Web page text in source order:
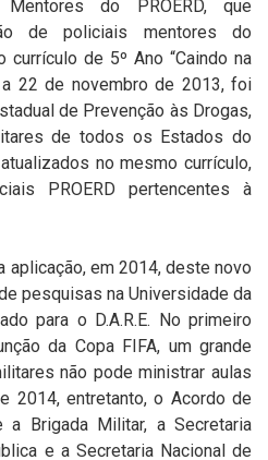
do PROERD, que
de policiais mentores do
currículo de 5º Ano “Caindo na
22 de novembro de 2013, foi
de Prevenção às Drogas,
de todos os Estados do
no mesmo currículo,
PROERD pertencentes à
em 2014, deste novo
pesquisas na Universidade da
para o D.A.R.E. No primeiro
da Copa FIFA, um grande
não pode ministrar aulas
2014, entretanto, o Acordo de
a Brigada Militar, a Secretaria
e a Secretaria Nacional de